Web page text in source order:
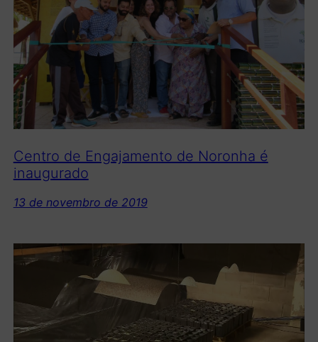
Centro de Engajamento de Noronha é
inaugurado
13 de novembro de 2019